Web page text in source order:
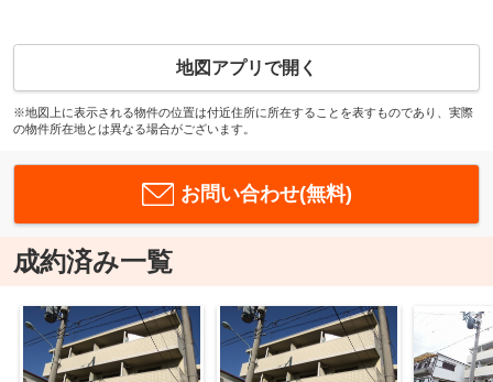
地図アプリで開く
※地図上に表示される物件の位置は付近住所に所在することを表すものであり、実際
の物件所在地とは異なる場合がございます。
お問い合わせ(無料)
成約済み一覧